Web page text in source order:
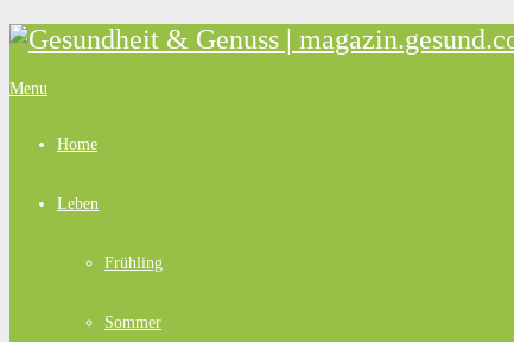
Menu
Home
Leben
Frühling
Sommer